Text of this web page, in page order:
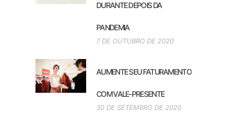
DURANTE DEPOIS DA
PANDEMIA
7 DE OUTUBRO DE 2020
AUMENTE SEU FATURAMENTO
COM VALE-PRESENTE
30 DE SETEMBRO DE 2020